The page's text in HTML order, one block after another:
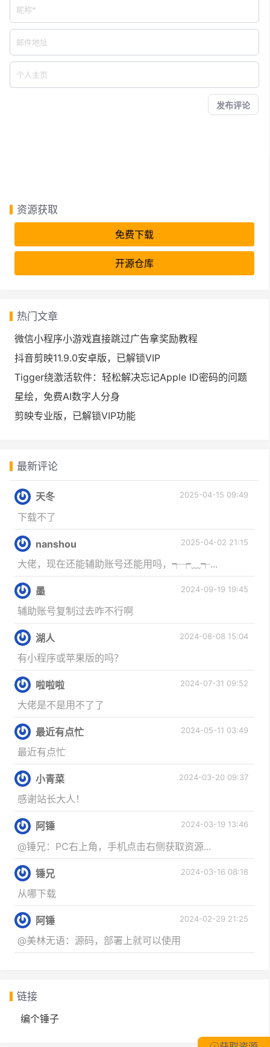
资源获取
免费下载
开源仓库
热门文章
微信小程序小游戏直接跳过广告拿奖励教程
抖音剪映11.9.0安卓版，已解锁VIP
Tigger绕激活软件：轻松解决忘记Apple ID密码的问题
星绘，免费AI数字人分身
剪映专业版，已解锁VIP功能
最新评论
天冬 2025-04-15 09:49
下载不了
nanshou 2025-04-02 21:15
大佬，现在还能辅助账号还能用吗，┭┮﹏┭...
墨 2024-09-19 19:45
辅助账号复制过去咋不行啊
湖人 2024-08-08 15:04
有小程序或苹果版的吗？
啦啦啦 2024-07-31 09:52
大佬是不是用不了了
最近有点忙 2024-05-11 03:49
最近有点忙
小青菜 2024-03-20 09:37
感谢站长大人！
阿锤 2024-03-19 13:46
@锤兄：PC右上角，手机点击右侧获取资源...
锤兄 2024-03-16 08:18
从哪下载
阿锤 2024-02-29 21:25
@美林无语：源码，部署上就可以使用
链接
编个锤子